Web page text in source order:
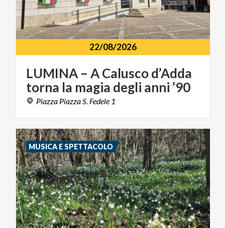
22/08/2026
LUMINA – ACaluscod’Adda
torna la magia degli anni ’90
Piazza PiazzaS. Fedele 1
MUSICA E SPETTACOLO